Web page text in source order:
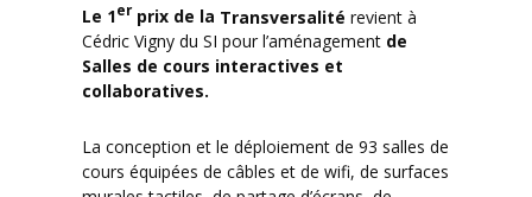
Le 1er prix de la Transversalité revient à
Cédric Vigny du SI pour l’aménagement de
Salles de cours interactives et
collaboratives.
La conception et le déploiement de 93 salles de
cours équipées de câbles et de wifi, de surfaces